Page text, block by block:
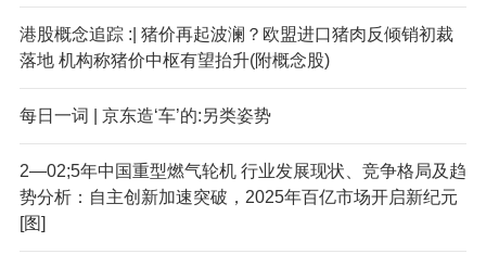
港股概念追踪 :| 猪价再起波澜？欧盟进口猪肉反倾销初裁
落地 机构称猪价中枢有望抬升(附概念股)
每日一词 | 京东造‘车’的:另类姿势
2—02;5年中国重型燃气轮机 行业发展现状、竞争格局及趋
势分析：自主创新加速突破，2025年百亿市场开启新纪元
[图]